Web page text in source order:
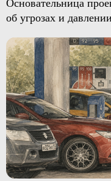
об угрозах и давлении